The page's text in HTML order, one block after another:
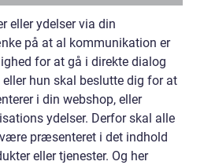
eller ydelser via din
på at al kommunikation er
for at gå i direkte dialog
hun skal beslutte dig for at
i din webshop, eller
ydelser. Derfor skal alle
præsenteret i det indhold
eller tjenester. Og her